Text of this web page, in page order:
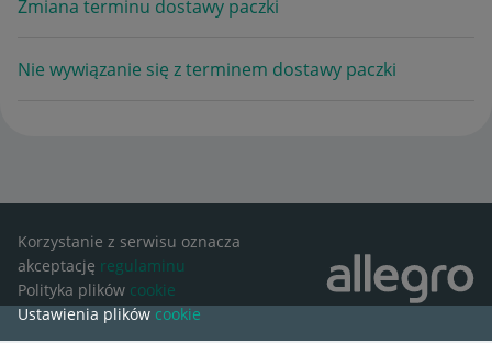
Zmiana terminu dostawy paczki
Nie wywiązanie się z terminem dostawy paczki
Korzystanie z serwisu oznacza
akceptację regulaminu
Polityka plików cookie
Ustawienia plików cookie